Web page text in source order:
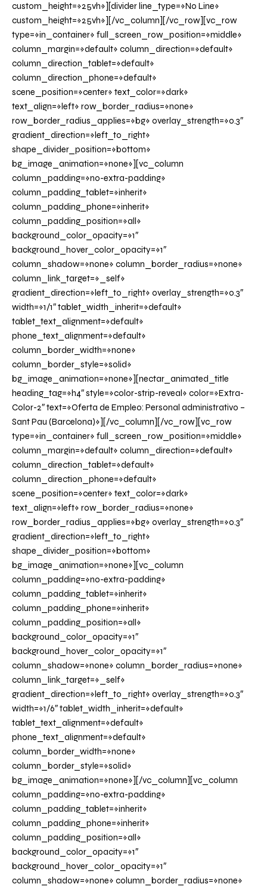
custom_height=»25vh»][divider line_type=»No Line»
custom_height=»25vh»][/vc_column][/vc_row][vc_row
type=»in_container» full_screen_row_position=»middle»
column_margin=»default» column_direction=»default»
column_direction_tablet=»default»
column_direction_phone=»default»
scene_position=»center» text_color=»dark»
text_align=»left» row_border_radius=»none»
row_border_radius_applies=»bg» overlay_strength=»0.3″
gradient_direction=»left_to_right»
shape_divider_position=»bottom»
bg_image_animation=»none»][vc_column
column_padding=»no-extra-padding»
column_padding_tablet=»inherit»
column_padding_phone=»inherit»
column_padding_position=»all»
background_color_opacity=»1″
background_hover_color_opacity=»1″
column_shadow=»none» column_border_radius=»none»
column_link_target=»_self»
gradient_direction=»left_to_right» overlay_strength=»0.3″
width=»1/1″ tablet_width_inherit=»default»
tablet_text_alignment=»default»
phone_text_alignment=»default»
column_border_width=»none»
column_border_style=»solid»
bg_image_animation=»none»][nectar_animated_title
heading_tag=»h4″ style=»color-strip-reveal» color=»Extra-
Color-2″ text=»Oferta de Empleo: Personal administrativo –
Sant Pau (Barcelona)»][/vc_column][/vc_row][vc_row
type=»in_container» full_screen_row_position=»middle»
column_margin=»default» column_direction=»default»
column_direction_tablet=»default»
column_direction_phone=»default»
scene_position=»center» text_color=»dark»
text_align=»left» row_border_radius=»none»
row_border_radius_applies=»bg» overlay_strength=»0.3″
gradient_direction=»left_to_right»
shape_divider_position=»bottom»
bg_image_animation=»none»][vc_column
column_padding=»no-extra-padding»
column_padding_tablet=»inherit»
column_padding_phone=»inherit»
column_padding_position=»all»
background_color_opacity=»1″
background_hover_color_opacity=»1″
column_shadow=»none» column_border_radius=»none»
column_link_target=»_self»
gradient_direction=»left_to_right» overlay_strength=»0.3″
width=»1/6″ tablet_width_inherit=»default»
tablet_text_alignment=»default»
phone_text_alignment=»default»
column_border_width=»none»
column_border_style=»solid»
bg_image_animation=»none»][/vc_column][vc_column
column_padding=»no-extra-padding»
column_padding_tablet=»inherit»
column_padding_phone=»inherit»
column_padding_position=»all»
background_color_opacity=»1″
background_hover_color_opacity=»1″
column_shadow=»none» column_border_radius=»none»